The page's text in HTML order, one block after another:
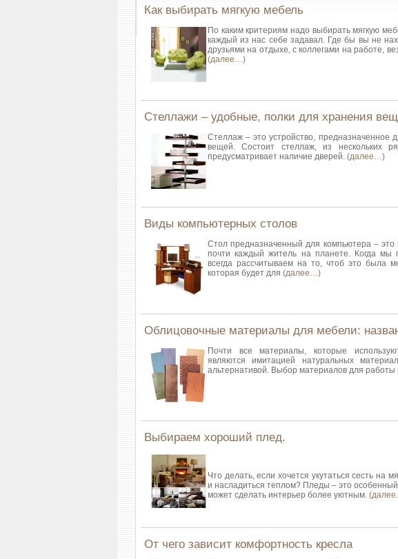
Как выбирать мягкую мебель
По каким критериям надо выбирать мягкую
каждый из нас себе задавал. Где бы вы не
друзьями на отдыхе, с коллегами на работе,
(далее…)
Стеллажи – удобные, полки для хранения
Стеллаж – это устройство, предназначенное
вещей. Состоит стеллаж, из нескольких
предусматривает наличие дверей. (далее…)
Виды компьютерных столов
Стол предназначенный для компьютера – это
почти каждый житель на планете. Когда мы
всегда рассчитываем на то, чтоб это была
которая будет для (далее…)
Облицовочные материалы для мебели:
Почти все материалы, которые
являются имитацией натуральных
альтернативой. Выбор материалов для работы
Выбираем хороший плед.
Что делать, если хочется укутаться сесть на
и насладиться теплом? Пледы – это
может сделать интерьер более уютным.
От чего зависит комфортность кресла